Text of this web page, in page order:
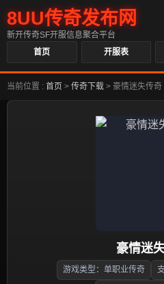
8UU传奇发布网
新开传奇SF开服信息聚合平台
首页
开服表
当前位置 : 首页 > 传奇下载 > 豪情迷失传奇
豪情迷
游戏类型：单职业传奇